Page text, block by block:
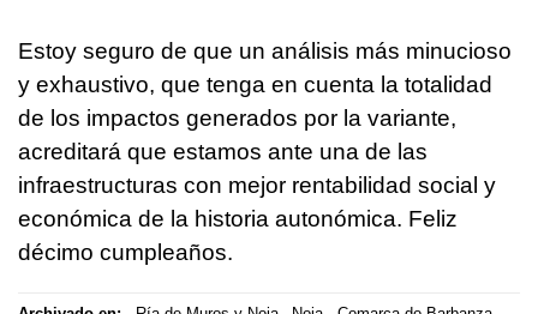
Estoy seguro de que un análisis más minucioso
y exhaustivo, que tenga en cuenta la totalidad
de los impactos generados por la variante,
acreditará que estamos ante una de las
infraestructuras con mejor rentabilidad social y
económica de la historia autonómica. Feliz
décimo cumpleaños.